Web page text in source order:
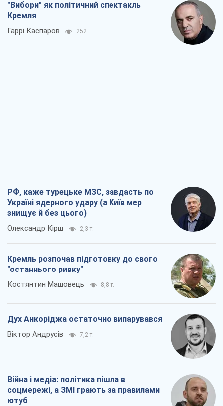
"Вибори" як політичний спектакль
Кремля
Гаррі Каспаров 252
РФ, каже турецьке МЗС, завдасть по
Україні ядерного удару (а Київ мер
знищує й без цього)
Олександр Кірш 2,3 т.
Кремль розпочав підготовку до свого
"останнього ривку"
Костянтин Машовець 8,8 т.
Дух Анкоріджа остаточно випарувався
Віктор Андрусів 7,2 т.
Війна і медіа: політика пішла в
соцмережі, а ЗМІ грають за правилами
ютуб